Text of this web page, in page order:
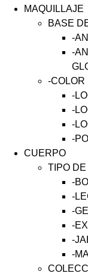
MAQUILLAJE
BASE
-
-
-COLOR
-
-
-
-
CUERPO
TIPO
-
-
-
-
-
-